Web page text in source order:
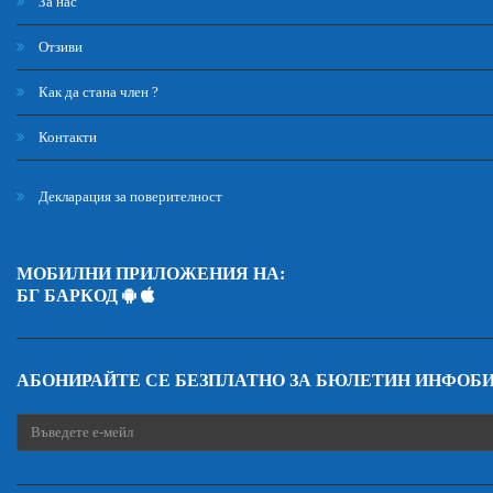
Отзиви
Как да стана член ?
Контакти
Декларация за поверителност
МОБИЛНИ ПРИЛОЖЕНИЯ НА:
БГ БАРКОД
АБОНИРАЙТЕ СЕ БЕЗПЛАТНО ЗА БЮЛЕТИН